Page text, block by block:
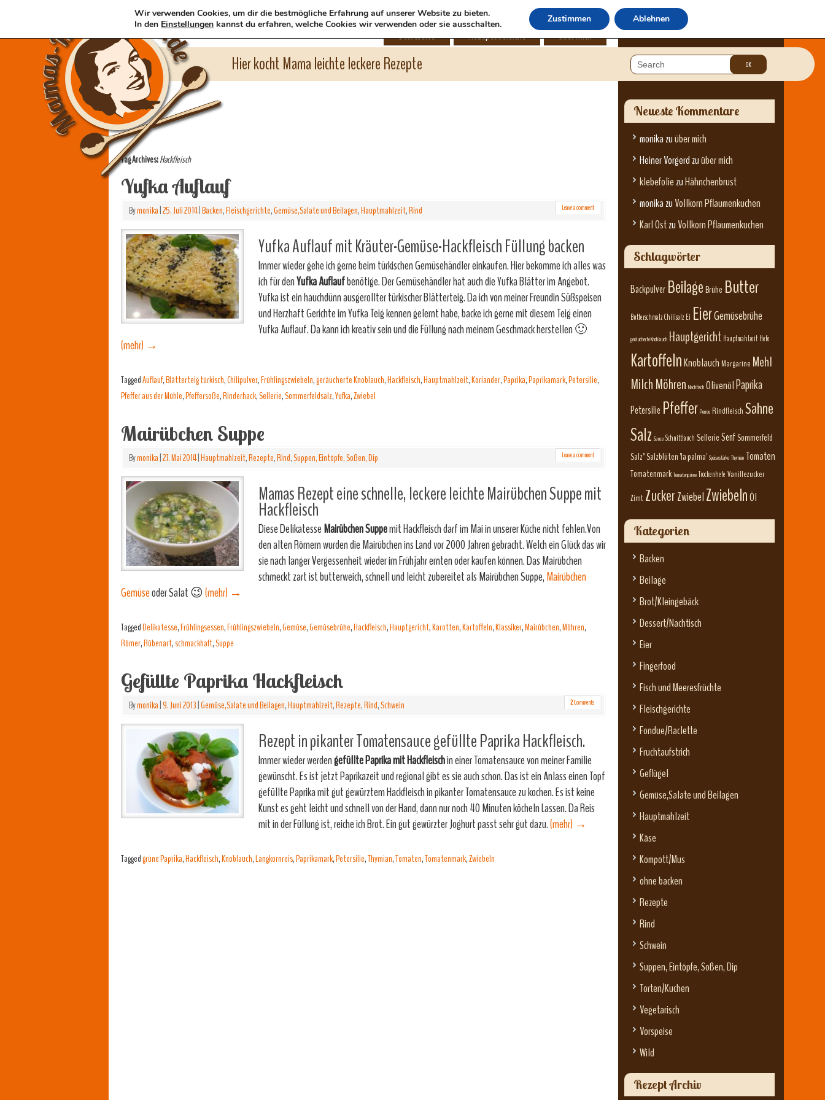
Hier kocht Mama leichte leckere Rezepte
Startseite Rezeptübersicht über mich
Tag Archives:Hackfleisch
Yufka Auflauf
Bymonika|25. Juli 2014|Backen,Fleischgerichte,Gemüse,Salate und Beilagen,Hauptmahlzeit,Rind Leave a comment
Yufka Auflauf mit Kräuter-Gemüse-Hackfleisch Füllung backen
Immer wieder gehe ich gerne beim türkischen Gemüsehändler einkaufen. Hier bekomme ich alles was
ich für denYufka Auflaufbenötige. Der Gemüsehändler hat auch die Yufka Blätter im Angebot.
Yufka ist ein hauchdünn ausgerollter türkischer Blätterteig. Da ich von meiner Freundin Süßspeisen
und Herzhaft Gerichte im Yufka Teig kennen gelernt habe, backe ich gerne mit diesem Teig einen
Yufka Auflauf. Da kann ich kreativ sein und die Füllung nach meinem Geschmack herstellen 🙂
(mehr) →
TaggedAuflauf,Blätterteig türkisch,Chilipulver,Frühlingszwiebeln,geräucherte Knoblauch,Hackfleisch,Hauptmahlzeit,Koriander,Paprika,Paprikamark,Petersilie,
Pfeffer aus der Mühle,Pfeffersoße,Rinderhack,Sellerie,Sommerfeldsalz,Yufka,Zwiebel
Mairübchen Suppe
Bymonika|27. Mai 2014|Hauptmahlzeit,Rezepte,Rind,Suppen, Eintöpfe, Soßen, Dip Leave a comment
Mamas Rezept eine schnelle, leckere leichte Mairübchen Suppe mit
Hackfleisch
Diese DelikatesseMairübchen Suppemit Hackfleisch darf im Mai in unserer Küche nicht fehlen.Von
den alten Römern wurden die Mairübchen ins Land vor 2000 Jahren gebracht. Welch ein Glück das wir
sie nach langer Vergessenheit wieder im Frühjahr ernten oder kaufen können. Das Mairübchen
schmeckt zart ist butterweich, schnell und leicht zubereitet als Mairübchen Suppe,Mairübchen
Gemüseoder Salat 😉(mehr) →
TaggedDelikatesse,Frühlingsessen,Frühlingszwiebeln,Gemüse,Gemüsebrühe,Hackfleisch,Hauptgericht,Karotten,Kartoffeln,Klassiker,Mairübchen,Möhren,
Römer,Rübenart,schmackhaft,Suppe
Gefüllte Paprika Hackfleisch
Bymonika|9. Juni 2013|Gemüse,Salate und Beilagen,Hauptmahlzeit,Rezepte,Rind,Schwein 2Comments
Rezept in pikanter Tomatensauce gefüllte Paprika Hackfleisch.
Immer wieder werdengefüllte Paprika mit Hackfleischin einer Tomatensauce von meiner Familie
gewünscht. Es ist jetzt Paprikazeit und regional gibt es sie auch schon. Das ist ein Anlass einen Topf
gefüllte Paprika mit gut gewürztem Hackfleisch in pikanter Tomatensauce zu kochen. Es ist keine
Kunst es geht leicht und schnell von der Hand, dann nur noch 40 Minuten köcheln Lassen. Da Reis
mit in der Füllung ist, reiche ich Brot. Ein gut gewürzter Joghurt passt sehr gut dazu.(mehr) →
Taggedgrüne Paprika,Hackfleisch,Knoblauch,Langkornreis,Paprikamark,Petersilie,Thymian,Tomaten,Tomatenmark,Zwiebeln
Neueste Kommentare
monika zuüber mich
Heiner Vorgerd zuüber mich
klebefolie zuHähnchenbrust
monika zuVollkorn Pflaumenkuchen
Karl OstzuVollkorn Pflaumenkuchen
Schlagwörter
Backpulver BeilageBrühe Butter
ButterschmalzChilisalz Ei EierGemüsebrühe
geräucherte Knoblauch Hauptgericht Hauptmahlzeit Hefe
KartoffelnKnoblauch Margarine Mehl
MilchMöhren Nachtisch OlivenölPaprika
Petersilie Pfeffer Porree Rindfleisch Sahne
Salz Sauce Schnittlauch SellerieSenfSommerfeld
Salz" Salzblüten 'la palma' Speisestärke Thymian Tomaten
Tomatenmark Tomatenpüree Trockenhefe Vanillezucker
Zimt ZuckerZwiebelZwiebelnÖl
Kategorien
Backen
Beilage
Brot/Kleingebäck
Dessert/Nachtisch
Eier
Fingerfood
Fisch und Meeresfrüchte
Fleischgerichte
Fondue/Raclette
Fruchtaufstrich
Geflügel
Gemüse,Salate und Beilagen
Hauptmahlzeit
Käse
Kompott/Mus
ohne backen
Rezepte
Rind
Schwein
Suppen, Eintöpfe, Soßen, Dip
Torten/Kuchen
Vegetarisch
Vorspeise
Wild
Rezept Archiv
Wir verwenden Cookies, um dir die bestmögliche Erfahrung auf unserer Website zu bieten.
In den Einstellungen kannst du erfahren, welche Cookies wir verwenden oder sie ausschalten. Zustimmen Ablehnen